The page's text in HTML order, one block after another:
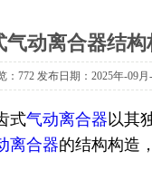
气动离合器结
： 772 发布日期：2025年-09
式气动离合器 以其
离合器的结构构造